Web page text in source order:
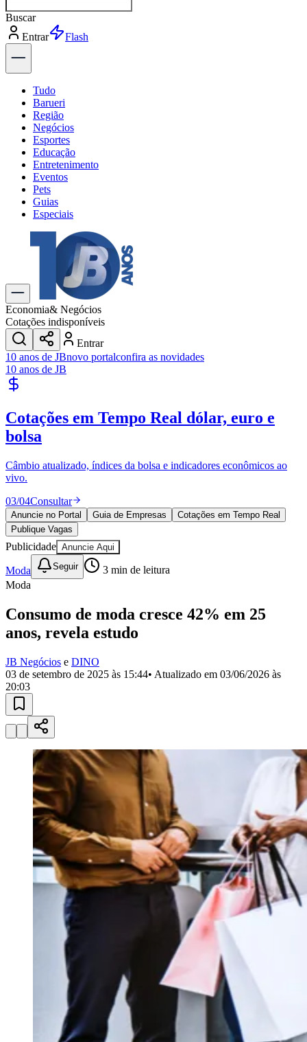
Buscarnotíci
Entrar
Explorar
Tudo
Barueri
Região
Negócios
Esportes
Educação
Entretenimento
Eventos
Pets
Guias
Especiais
Explore Tudo
Últimas Notícias
Previsão do Tempo
Trânsito e Rotas
Dia a Dia & Lazer
Transportes
Gastronomia
Cinema & Shows
JogosNovo
Para Sua Empresa
Cadastrar Empresa
Divulgar VagasNovo
Publicidade Legal
Política
Saúde
Segurança
Cultura
Meio Ambiente
Obras
Educação
Bairros de Barueri
Selecione sua região Para notícias da sua região
JubranBelval Bethaville
VistaCalifórniaCarapicuíba Centro Chácaras MarcoCidades da
Região
Militar
CalifórniaJardim dos Altos
Esperança
JulioJardim Líbano
MutingaJardim ParaísoJardim PaulistaJardim ReginaliceJardim São
Jardim São PedroJardim São Silvestre
Jardim
Jardim TupanciMutingaNova Aldeinha
CamargosParque Imperial Parque Santa Luzia Parque Viana
Pirapora
do Bom Jesus
Recanto Phrynéa Santana de
ParnaíbaSilveira Tamboré Vale do SolVila Barros Vila Boa VistaVila
do CondeVila Engenho Novo Vila MárciaVila Nossa Sra. da
Vila PortoVotupoca
Para Sua Empresa
Anuncie no Portal
Guia de Empresas
Divulgar Vagas
Publicidade Legal
Negócios Regionais
Turismo
Segurança Regional
Hospitais Estaduais
Parques & Represas
Cidades da Região
Santana de Parnaíba
Osasco CarapicuíbaJandira ItapeviCotia
do Bom JesusAraçariguama Cajamar Caieiras
Franco da
Economia& Negócios
Cotações indisponíveis
Entrar
10 anos de JBnovo portalconfira as novidades
10 anos de JB
Cotações em Tempo Real dólar, euro e
bolsa
Câmbio atualizado, índices da bolsa e indicadores econômicos ao
vivo.
03/04Consultar
Anuncie no Portal Guia de Empresas
Cotações em Tempo Real
Publique Vagas
Publicidade Anuncie Aqui
Moda Seguir 3 min de leitura
Moda
Consumo de moda cresce 42% em 25
anos, revela estudo
JB Negócios e DINO
03 de setembro de 2025 às 15:44• Atualizado em 03/06/2026 às
20:03